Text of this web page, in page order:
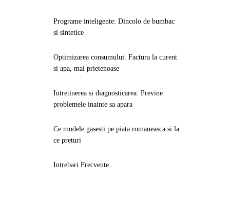
Programe inteligente: Dincolo de bumbac
si sintetice
Optimizarea consumului: Factura la curent
si apa, mai prietenoase
Intretinerea si diagnosticarea: Previne
problemele inainte sa apara
Ce modele gasesti pe piata romaneasca si la
ce preturi
Intrebari Frecvente